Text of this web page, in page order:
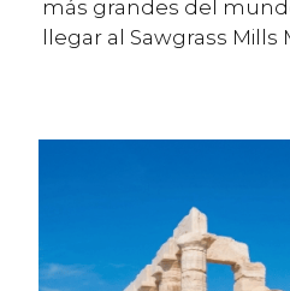
más grandes del
llegar al Sawgrass Mills